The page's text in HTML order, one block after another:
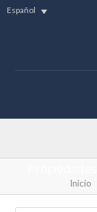
Español
Inicio